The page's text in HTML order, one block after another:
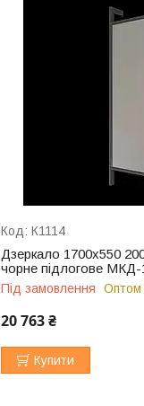
К1114
Дзеркало 1700х550
чорне підлогове МКД-
Під замовлення Оптом
20 763 ₴
Купити